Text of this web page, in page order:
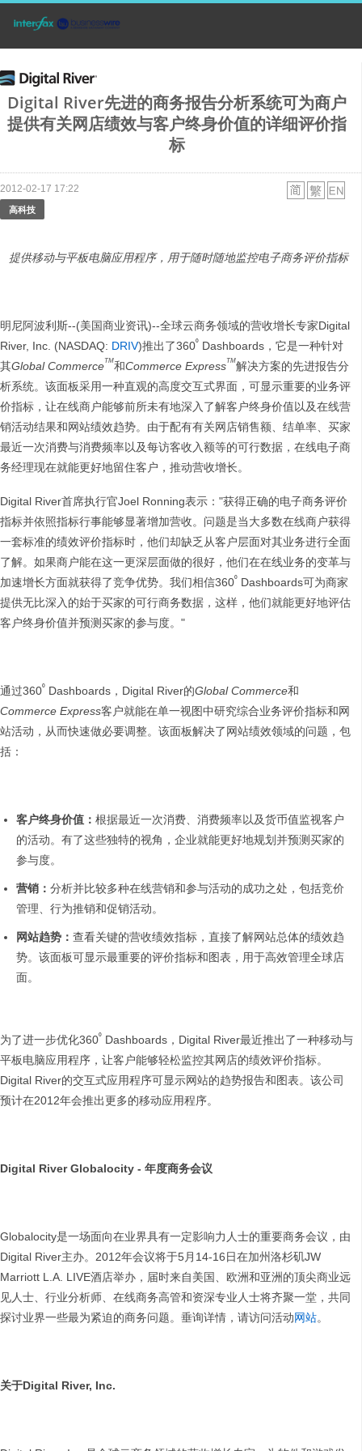
Digital River先进的商务报告分析系统可为商户
提供有关网店绩效与客户终身价值的详细评价指
标
2012-02-17 17:22
高科技
提供移动与平板电脑应用程序，用于随时随地监控电子商务评价指标
明尼阿波利斯--(美国商业资讯)--全球云商务领域的营收增长专家Digital
River, Inc. (NASDAQ: DRIV)推出了360⁰ Dashboards，它是一种针对
其Global CommerceTM和Commerce ExpressTM解决方案的先进报告分
析系统。该面板采用一种直观的高度交互式界面，可显示重要的业务评
价指标，让在线商户能够前所未有地深入了解客户终身价值以及在线营
销活动结果和网站绩效趋势。由于配有有关网店销售额、结单率、买家
最近一次消费与消费频率以及每访客收入额等的可行数据，在线电子商
务经理现在就能更好地留住客户，推动营收增长。
Digital River首席执行官Joel Ronning表示："获得正确的电子商务评价
指标并依照指标行事能够显著增加营收。问题是当大多数在线商户获得
一套标准的绩效评价指标时，他们却缺乏从客户层面对其业务进行全面
了解。如果商户能在这一更深层面做的很好，他们在在线业务的变革与
加速增长方面就获得了竞争优势。我们相信360⁰ Dashboards可为商家
提供无比深入的始于买家的可行商务数据，这样，他们就能更好地评估
客户终身价值并预测买家的参与度。"
通过360⁰ Dashboards，Digital River的Global Commerce和
Commerce Express客户就能在单一视图中研究综合业务评价指标和网
站活动，从而快速做必要调整。该面板解决了网站绩效领域的问题，包
括：
客户终身价值： 根据最近一次消费、消费频率以及货币值监视客户
的活动。有了这些独特的视角，企业就能更好地规划并预测买家的
参与度。
营销： 分析并比较多种在线营销和参与活动的成功之处，包括竞价
管理、行为推销和促销活动。
网站趋势： 查看关键的营收绩效指标，直接了解网站总体的绩效趋
势。该面板可显示最重要的评价指标和图表，用于高效管理全球店
面。
为了进一步优化360⁰ Dashboards，Digital River最近推出了一种移动与
平板电脑应用程序，让客户能够轻松监控其网店的绩效评价指标。
Digital River的交互式应用程序可显示网站的趋势报告和图表。该公司
预计在2012年会推出更多的移动应用程序。
Digital River Globalocity - 年度商务会议
Globalocity是一场面向在业界具有一定影响力人士的重要商务会议，由
Digital River主办。2012年会议将于5月14-16日在加州洛杉矶JW
Marriott L.A. LIVE酒店举办，届时来自美国、欧洲和亚洲的顶尖商业远
见人士、行业分析师、在线商务高管和资深专业人士将齐聚一堂，共同
探讨业界一些最为紧迫的商务问题。垂询详情，请访问活动网站。
关于Digital River, Inc.